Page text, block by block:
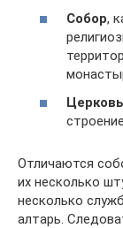
Собор,
Церковь
строение
Отличаются
их несколько
несколько
алтарь.